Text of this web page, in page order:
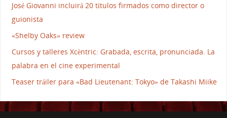
José Giovanni incluirá 20 títulos firmados como director o
guionista
«Shelby Oaks» review
Cursos y talleres Xcèntric: Grabada, escrita, pronunciada. La
palabra en el cine experimental
Teaser tráiler para «Bad Lieutenant: Tokyo» de Takashi Miike